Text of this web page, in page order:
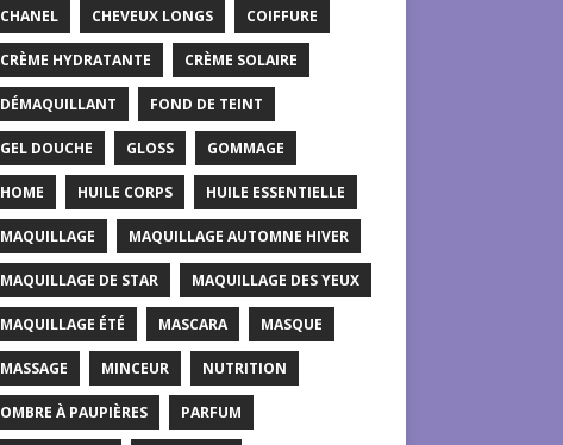
CHANEL CHEVEUX LONGS COIFFURE
CRÈME HYDRATANTE CRÈME SOLAIRE
DÉMAQUILLANT FOND DE TEINT
GEL DOUCHE GLOSS GOMMAGE
HOME HUILE CORPS HUILE ESSENTIELLE
MAQUILLAGE MAQUILLAGE AUTOMNE HIVER
MAQUILLAGE DE STAR MAQUILLAGE DES YEUX
MAQUILLAGE ÉTÉ MASCARA MASQUE
MASSAGE MINCEUR NUTRITION
OMBRE À PAUPIÈRES PARFUM